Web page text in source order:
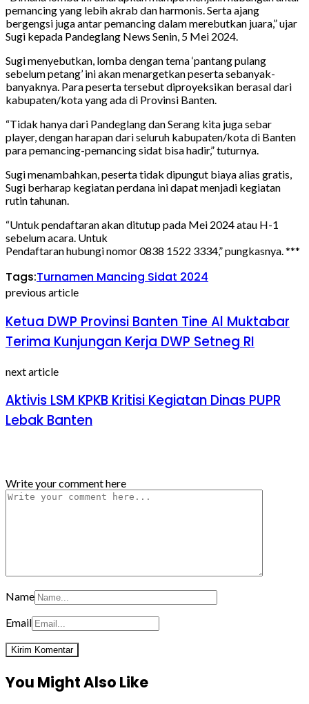
pemancing yang lebih akrab dan harmonis. Serta ajang
bergengsi juga antar pemancing dalam merebutkan juara,” ujar
Sugi kepada Pandeglang News Senin, 5 Mei 2024.
Sugi menyebutkan, lomba dengan tema ‘pantang pulang
sebelum petang’ ini akan menargetkan peserta sebanyak-
banyaknya. Para peserta tersebut diproyeksikan berasal dari
kabupaten/kota yang ada di Provinsi Banten.
“Tidak hanya dari Pandeglang dan Serang kita juga sebar
player, dengan harapan dari seluruh kabupaten/kota di Banten
para pemancing-pemancing sidat bisa hadir,” tuturnya.
Sugi menambahkan, peserta tidak dipungut biaya alias gratis,
Sugi berharap kegiatan perdana ini dapat menjadi kegiatan
rutin tahunan.
“Untuk pendaftaran akan ditutup pada Mei 2024 atau H-1
sebelum acara. Untuk
Pendaftaran hubungi nomor 0838 1522 3334,” pungkasnya. ***
Tags:Turnamen Mancing Sidat 2024
previous article
Ketua DWP Provinsi Banten Tine Al Muktabar
Terima Kunjungan Kerja DWP Setneg RI
next article
Aktivis LSM KPKB Kritisi Kegiatan Dinas PUPR
Lebak Banten
Write your comment here
Name
Email
You Might Also Like